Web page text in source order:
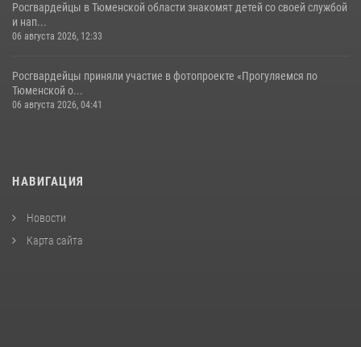
Росгвардейцы в Тюменской области знакомят детей со своей службой
и нап...
06 августа 2026, 12:33
Росгвардейцы приняли участие в фотопроекте «Прогуляемся по
Тюменской о...
06 августа 2026, 04:41
НАВИГАЦИЯ
Новости
Карта сайта